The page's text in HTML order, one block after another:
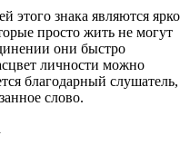
этого знака являются ярко
просто жить не могут
они быстро
личности можно
благодарный слушатель,
слово.